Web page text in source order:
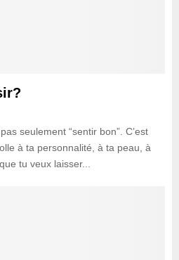
seulement “sentir bon”. C’est
à ta personnalité, à ta peau, à
tu veux laisser...